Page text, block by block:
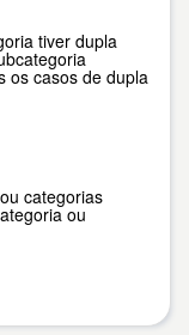
tiver dupla
os casos de dupla
categorias
ou